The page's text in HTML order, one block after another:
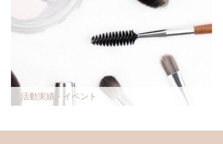
活動実績・イベント